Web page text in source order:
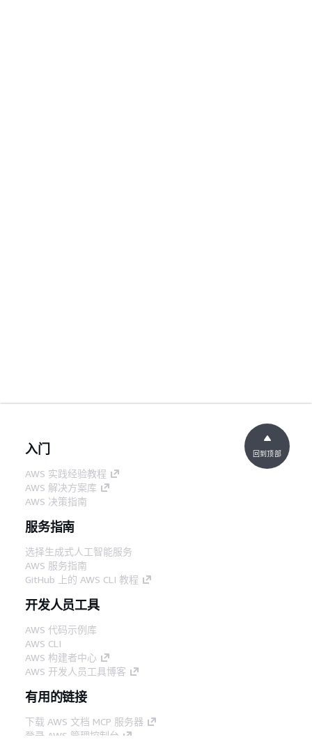
入门
AWS 实践经验教程
AWS 解决方案库
AWS 决策指南
服务指南
选择生成式人工智能服务
AWS 服务指南
GitHub 上的 AWS CLI 教程
开发人员工具
AWS 代码示例库
AWS CLI
AWS 构建者中心
AWS 开发人员工具博客
有用的链接
下载 AWS 文档 MCP 服务器
登录 AWS 管理控制台
回到顶部